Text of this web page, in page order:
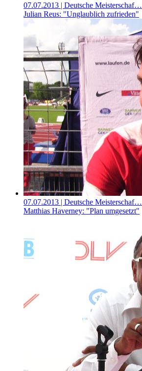
07.07.2013 | Deutsche Meisterschaf…
Julian Reus: "Unglaublich zufrieden"
07.07.2013 | Deutsche Meisterschaf…
Matthias Haverney: "Plan umgesetzt"